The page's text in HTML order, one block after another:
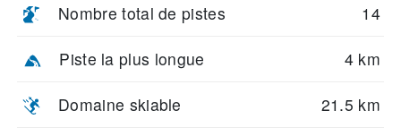
Nombre total de pistes 14
Piste la plus longue 4 km
Domaine skiable 21.5 km